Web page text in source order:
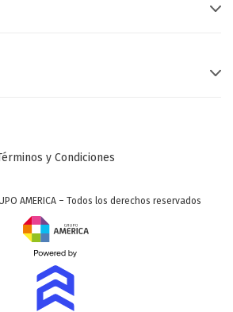
y Condiciones
AMERICA – Todos los derechos reservados